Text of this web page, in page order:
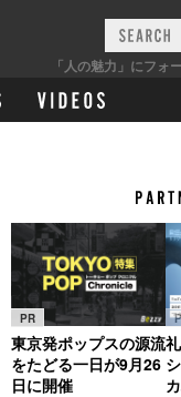
「人の魅力」にフォ
PR
東京発ポップスの源流
をたどる一日が9月26
日に開催